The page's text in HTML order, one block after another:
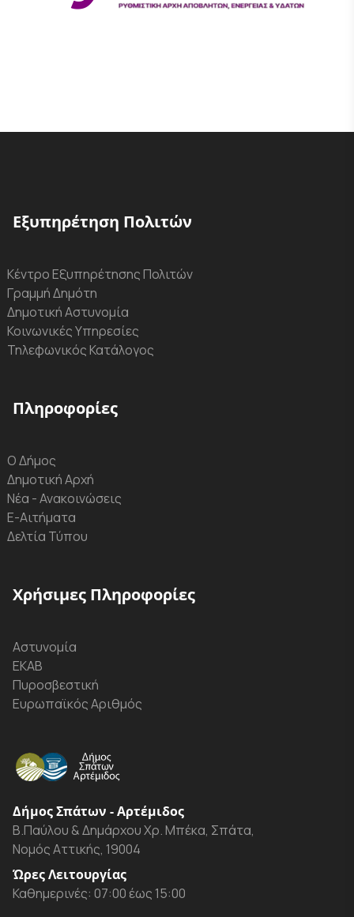
Εξυπηρέτηση Πολιτών
Κέντρο Εξυπηρέτησης Πολιτών
Γραμμή Δημότη
Δημοτική Αστυνομία
Κοινωνικές Υπηρεσίες
Τηλεφωνικός Κατάλογος
Πληροφορίες
Ο Δήμος
Δημοτική Αρχή
Νέα - Ανακοινώσεις
Ε-Αιτήματα
Δελτία Τύπου
Χρήσιμες Πληροφορίες
Αστυνομία
ΕΚΑΒ
Πυροσβεστική
Ευρωπαϊκός Αριθμός
Δήμος Σπάτων - Αρτέμιδος
Β.Παύλου & Δημάρχου Χρ. Μπέκα, Σπάτα,
Νομός Αττικής, 19004
Ώρες Λειτουργίας
Καθημερινές: 07:00 έως 15:00